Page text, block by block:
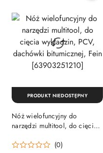
Nóż wielofuncyjny do
narzędzi multitool, do cięcia
bitumicznej, Fein
(0)
PRODUKT NIEDOSTĘPNY